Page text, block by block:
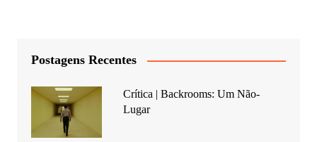
Postagens Recentes
Crítica | Backrooms: Um Não-
Lugar